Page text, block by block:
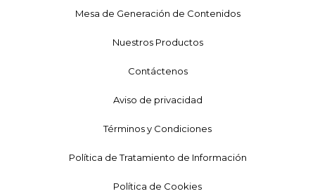
Mesa de Generación de Contenidos
Nuestros Productos
Contáctenos
Aviso de privacidad
Términos y Condiciones
Política de Tratamiento de Información
Política de Cookies